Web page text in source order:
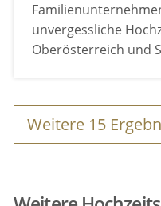
unvergessliche
Oberösterreich und
Weitere 15